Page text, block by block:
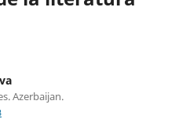
Azerbaijan.